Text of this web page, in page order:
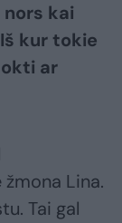
kai
kur tokie
ar
Lina.
Tai gal